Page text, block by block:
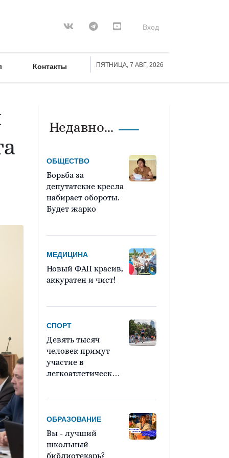
Вход
Контакты ПЯТНИЦА, 7 АВГ, 2026
Недавно...
ОБЩЕСТВО
Борьба за
депутатские кресла
набирает обороты.
Будет жарко
МЕДИЦИНА
Новый ФАП красив,
аккуратен и чист!
СПОРТ
Девять тысяч
человек примут
участие в
легкоатлетическом
ОБРАЗОВАНИЕ
Вы - лучший
школьный
библиотекарь?